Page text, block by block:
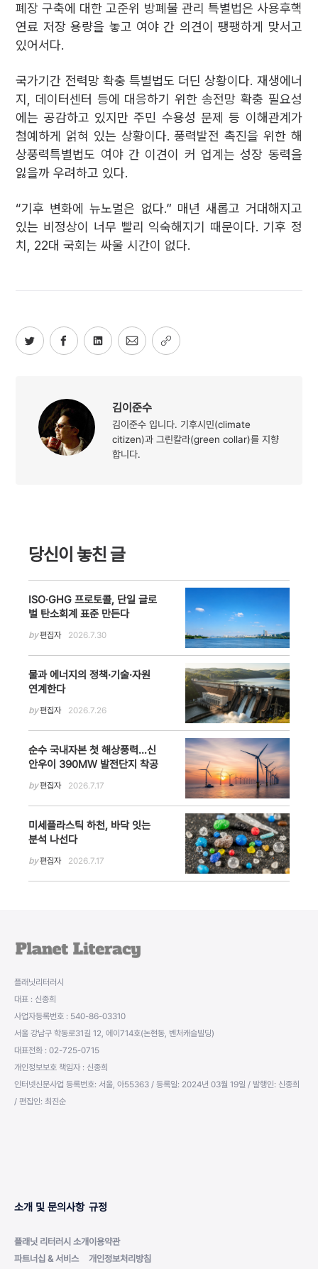
폐장 구축에 대한 고준위 방폐물 관리 특별법은 사용후핵
연료 저장 용량을 놓고 여야 간 의견이 팽팽하게 맞서고
있어서다.
국가기간 전력망 확충 특별법도 더딘 상황이다. 재생에너
지, 데이터센터 등에 대응하기 위한 송전망 확충 필요성
에는 공감하고 있지만 주민 수용성 문제 등 이해관계가
첨예하게 얽혀 있는 상황이다. 풍력발전 촉진을 위한 해
상풍력특별법도 여야 간 이견이 커 업계는 성장 동력을
잃을까 우려하고 있다.
“기후 변화에 뉴노멀은 없다.” 매년 새롭고 거대해지고
있는 비정상이 너무 빨리 익숙해지기 때문이다. 기후 정
치, 22대 국회는 싸울 시간이 없다.
김이준수
김이준수 입니다. 기후시민(climate
citizen)과 그린칼라(green collar)를 지향
합니다.
당신이 놓친 글
ISO·GHG 프로토콜, 단일 글로
벌 탄소회계 표준 만든다
by편집자 2026.7.30
물과 에너지의 정책·기술·자원
연계한다
by편집자 2026.7.26
순수 국내자본 첫 해상풍력…신
안우이 390MW 발전단지 착공
by편집자 2026.7.17
미세플라스틱 하천, 바닥 잇는
분석 나선다
by편집자 2026.7.17
플래닛리터러시
대표 : 신종희
사업자등록번호 : 540-86-03310
서울 강남구 학동로31길 12, 에이714호(논현동, 벤처캐슬빌딩)
대표전화 : 02-725-0715
개인정보보호 책임자 : 신종희
인터넷신문사업 등록번호: 서울, 아55363 / 등록일: 2024년 03월 19일 / 발행인: 신종희
/ 편집인: 최진순
소개 및 문의사항
플래닛 리터러시 소개
파트너십 & 서비스
규정
이용약관
개인정보처리방침